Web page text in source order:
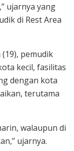
ujarnya yang
di Rest Area
pemudik
kecil, fasilitas
dengan kota
terutama
walaupun di
ujarnya.